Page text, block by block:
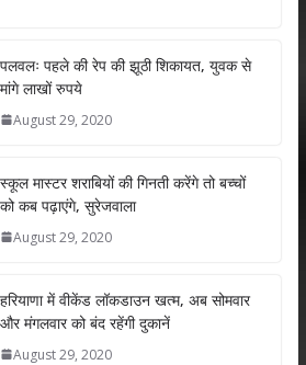
er e
dI
n
l e
पलवलः पहले की रेप की झूठी शिकायत, युवक से
मांगे लाखों रुपये
August 29, 2020
स्कूल मास्टर शराबियों की गिनती करेंगे तो बच्चों
को कब पढ़ाएंगे, सुरेजवाला
August 29, 2020
हरियाणा में वीकेंड लॉकडाउन खत्म, अब सोमवार
और मंगलवार को बंद रहेंगी दुकानें
August 29, 2020